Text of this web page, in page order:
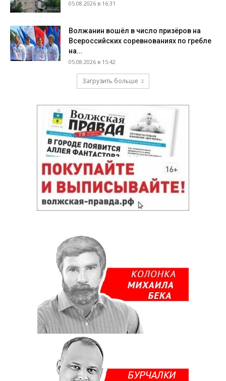
05.08.2026 в 16:31
Волжанин вошёл в число призёров на
Всероссийских соревнованиях по гребле
на...
05.08.2026 в 15:42
Загрузить больше